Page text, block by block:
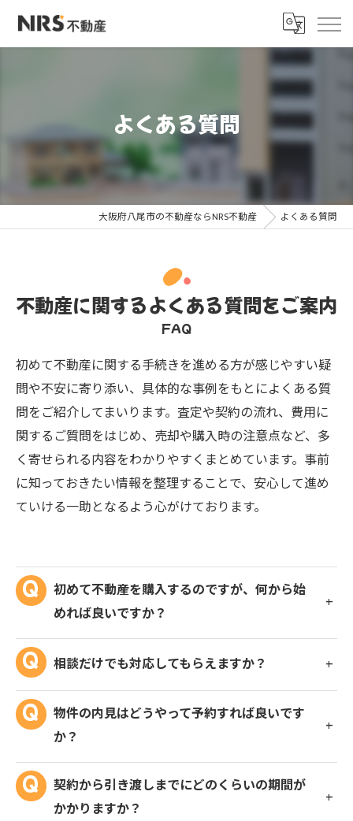
よくある質問
大阪府八尾市の不動産ならNRS不動産 よくある質問
不動産に関するよくある質問をご案内
FAQ
初めて不動産に関する手続きを進める方が感じやすい疑
問や不安に寄り添い、具体的な事例をもとによくある質
問をご紹介してまいります。査定や契約の流れ、費用に
関するご質問をはじめ、売却や購入時の注意点など、多
く寄せられる内容をわかりやすくまとめています。事前
に知っておきたい情報を整理することで、安心して進め
ていける一助となるよう心がけております。
初めて不動産を購入するのですが、何から始
めれば良いですか？
相談だけでも対応してもらえますか？
物件の内見はどうやって予約すれば良いです
か？
契約から引き渡しまでにどのくらいの期間が
かかりますか？